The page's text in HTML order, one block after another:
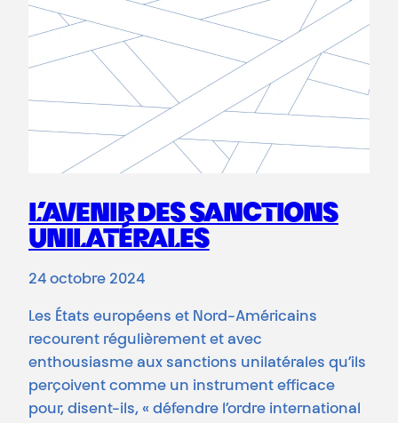
L’AVENIR DES SANCTIONS
UNILATÉRALES
24 octobre 2024
Les États européens et Nord-Américains
recourent régulièrement et avec
enthousiasme aux sanctions unilatérales qu’ils
perçoivent comme un instrument efficace
pour, disent-ils, « défendre l’ordre international